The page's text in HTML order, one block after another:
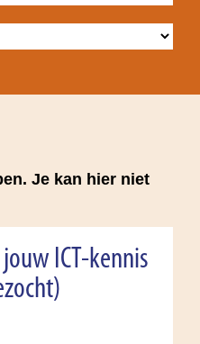
Je kan hier niet
ICT-kennis